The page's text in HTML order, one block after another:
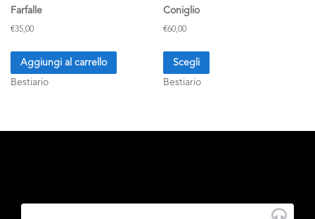
Farfalle
€35,00
Aggiungi al carrello
Bestiario
Coniglio
€60,00
Scegli
Bestiario